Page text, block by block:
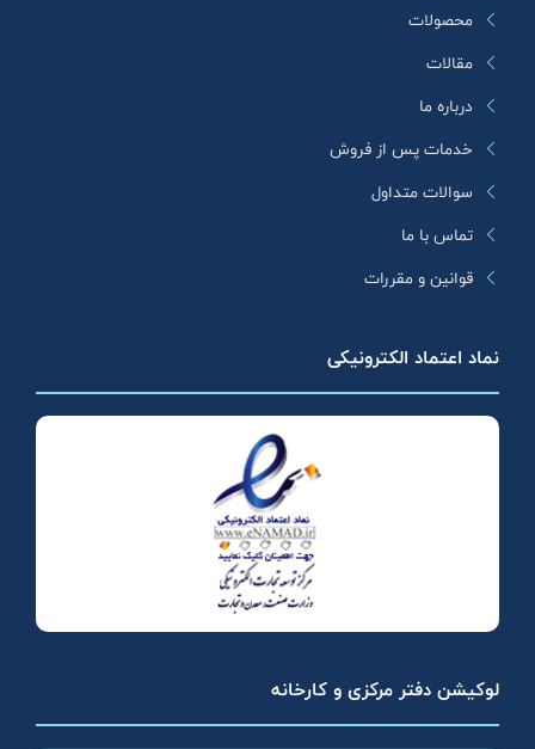
محصولات
مقالات
درباره ما
خدمات پس از فروش
سوالات متداول
تماس با ما
قوانین و مقررات
نماد اعتماد الکترونیکی
لوکیشن دفتر مرکزی و کارخانه